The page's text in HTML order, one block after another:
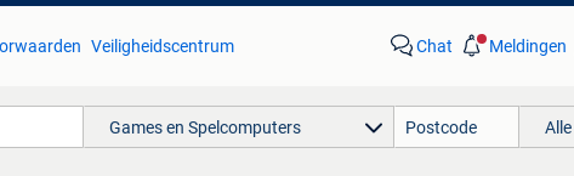
Veiligheidscentrum Chat Meldingen
Games en Spelcomputers